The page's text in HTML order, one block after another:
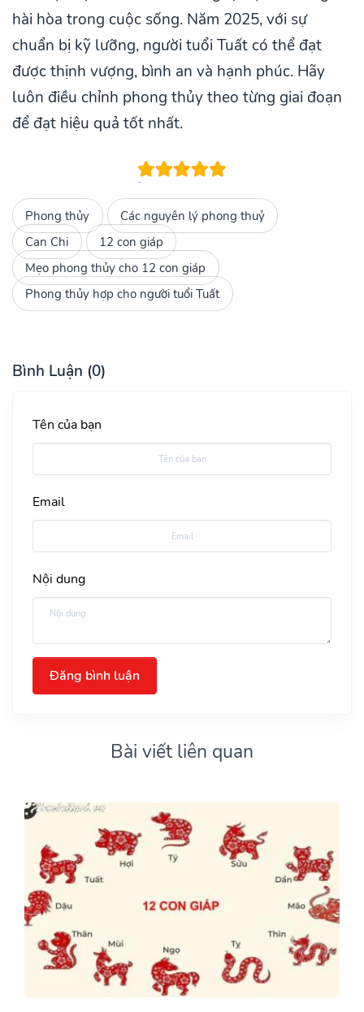
hài hòa trong cuộc sống. Năm 2025, với sự
chuẩn bị kỹ lưỡng, người tuổi Tuất có thể đạt
được thịnh vượng, bình an và hạnh phúc. Hãy
luôn điều chỉnh phong thủy theo từng giai đoạn
để đạt hiệu quả tốt nhất.
Phong thủy
Các nguyên lý phong thuỷ
Can Chi
12 con giáp
Mẹo phong thủy cho 12 con giáp
Phong thủy hợp cho người tuổi Tuất
Bình Luận (0)
Tên của bạn
Email
Nội dung
Đăng bình luận
Bài viết liên quan